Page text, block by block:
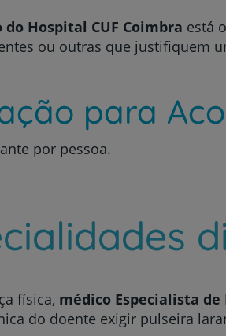
e
Áreas
CUF
Hospital CUF Coimbra está
ou outras que justifiquem
para
por pessoa.
física, médico Especialista
do doente exigir pulseira